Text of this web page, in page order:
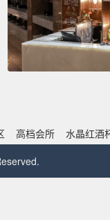
高档会所
水晶红酒